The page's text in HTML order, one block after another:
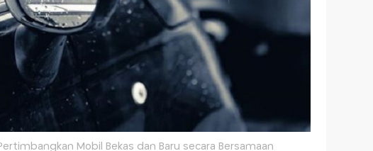
Mobil Bekas dan Baru secara Bersamaan